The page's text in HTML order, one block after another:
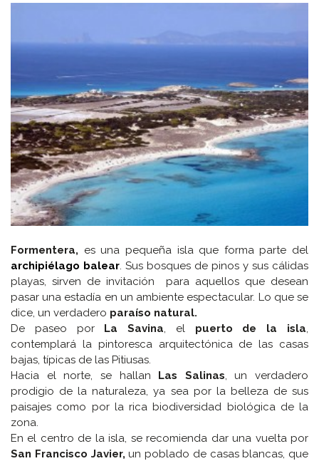
Formentera, es una pequeña isla que forma parte del
archipiélago balear. Sus bosques de pinos y sus cálidas
playas, sirven de invitación para aquellos que desean
pasar una estadía en un ambiente espectacular. Lo que se
dice, un verdadero paraíso natural.
De paseo por La Savina, el puerto de la isla,
contemplará la pintoresca arquitectónica de las casas
bajas, típicas de las Pitiusas.
Hacia el norte, se hallan Las Salinas, un verdadero
prodigio de la naturaleza, ya sea por la belleza de sus
paisajes como por la rica biodiversidad biológica de la
zona.
En el centro de la isla, se recomienda dar una vuelta por
San Francisco Javier, un poblado de casas blancas, que